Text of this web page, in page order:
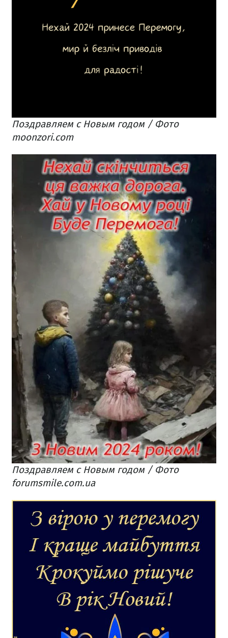
Поздравляем с Новым годом / Фото
moonzori.com
Поздравляем с Новым годом / Фото
forumsmile.com.ua